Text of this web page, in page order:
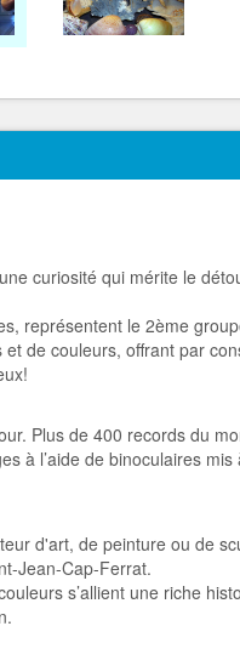
curiosité qui mérite le
représentent le 2ème
de couleurs, offrant par
Plus de 400 records du
à l’aide de binoculaires mis
d'art, de peinture ou de
Jean-Cap-Ferrat.
s’allient une riche